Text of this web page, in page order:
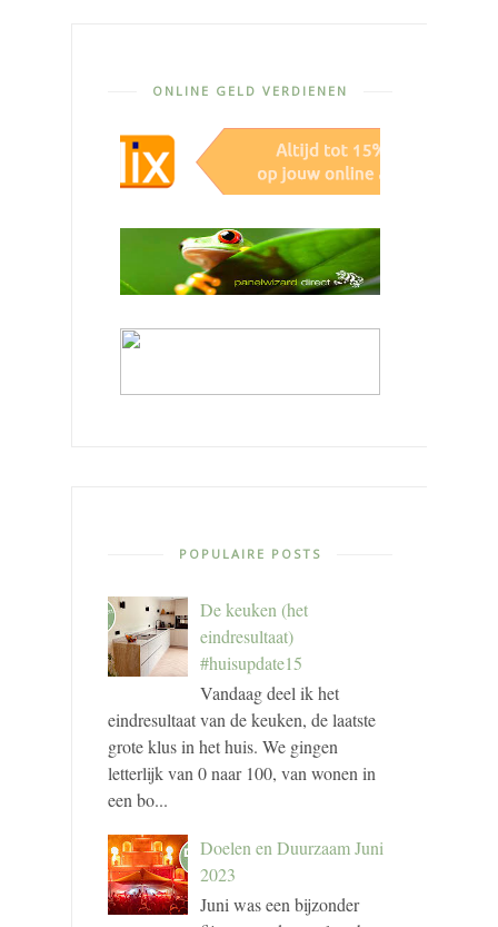
ONLINE GELD VERDIENEN
POPULAIRE POSTS
De keuken (het
eindresultaat)
#huisupdate15
Vandaag deel ik het
eindresultaat van de keuken, de laatste
grote klus in het huis. We gingen
letterlijk van 0 naar 100, van wonen in
een bo...
Doelen en Duurzaam Juni
2023
Juni was een bijzonder